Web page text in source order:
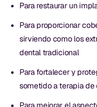
Para restaurar un
Para proporcionar
sirviendo como los
dental tradicional
Para fortalecer y
sometido a terapia